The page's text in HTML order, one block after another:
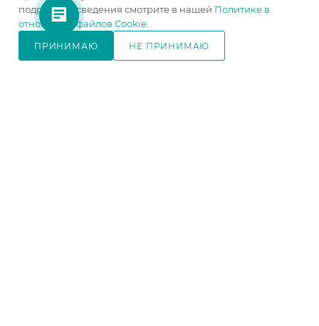
В КОРЗИНУ
подробные сведения смотрите в нашей Политике в
отношении файлов Cookie
ПРИНИМАЮ НЕ ПРИНИМАЮ